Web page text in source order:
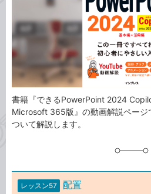
書籍『できるPowerPoint 2024
Microsoft 365版』の動画解説ページ
ついて解説します。
レッスン57 配置